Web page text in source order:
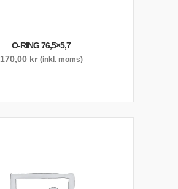
O-RING 76,5×5,7
170,00 kr (inkl. moms)